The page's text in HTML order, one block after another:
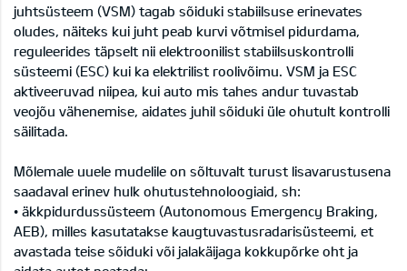
juhtsüsteem (VSM) tagab sõiduki stabiilsuse erinevates
oludes, näiteks kui juht peab kurvi võtmisel pidurdama,
reguleerides täpselt nii elektroonilist stabiilsuskontrolli
süsteemi (ESC) kui ka elektrilist roolivõimu. VSM ja ESC
aktiveeruvad niipea, kui auto mis tahes andur tuvastab
veojõu vähenemise, aidates juhil sõiduki üle ohutult kontrolli
säilitada.
Mõlemale uuele mudelile on sõltuvalt turust lisavarustusena
saadaval erinev hulk ohutustehnoloogiaid, sh:
• äkkpidurdussüsteem (Autonomous Emergency Braking,
AEB), milles kasutatakse kaugtuvastusradarisüsteemi, et
avastada teise sõiduki või jalakäijaga kokkupõrke oht ja